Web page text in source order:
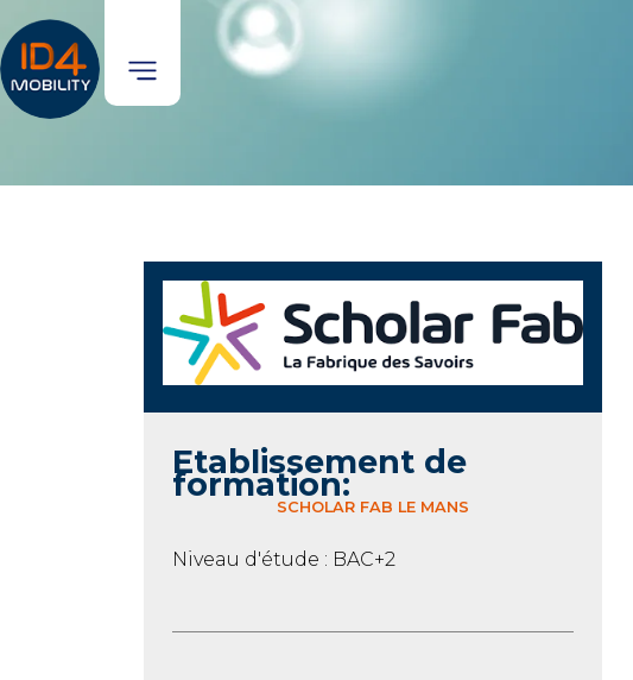
Etablissement de
formation:
SCHOLAR FAB LE MANS
Niveau d'étude : BAC+2